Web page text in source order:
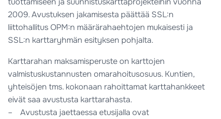
2009. Avustuksen jakamisesta päättää SSL:n
liittohallitus OPM:n määrärahaehtojen mukaisesti ja
SSL:n karttaryhmän esityksen pohjalta.
Karttarahan maksamisperuste on karttojen
valmistuskustannusten omarahoitusosuus. Kuntien,
yhteisöjen tms. kokonaan rahoittamat karttahankkeet
eivät saa avustusta karttarahasta.
– Avustusta jaettaessa etusijalla ovat